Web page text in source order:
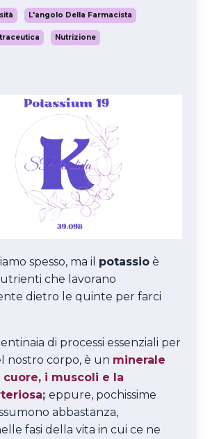
L'angolo Della Farmacista
Nutrizione
spesso, ma il potassio è
che lavorano
dietro le quinte per farci
di processi essenziali per
nostro corpo, è un minerale
i muscoli e la
; eppure, pochissime
abbastanza,
fasi della vita in cui ce ne